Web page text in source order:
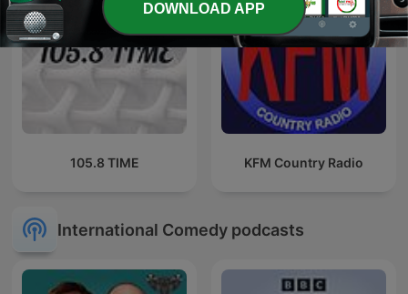
105.8 TIME KFM Country Radio
International Comedy podcasts
DOWNLOAD APP